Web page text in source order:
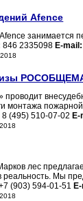
Afence
занимается
846 2335098 E-mail:
монтажа
8 (495) 510-07-02 E-
лес
Мы
(903) 594-01-51